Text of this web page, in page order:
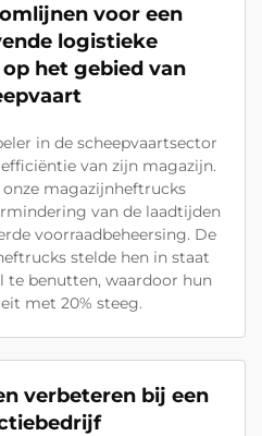
voor een
logistieke
het gebied van
in de scheepvaartsector
van zijn magazijn.
onze magazijnheftrucks
van de laadtijden
voorraadbeheersing. De
stelde hen in staat
benutten, waardoor hun
met 20% steeg.
verbeteren bij een